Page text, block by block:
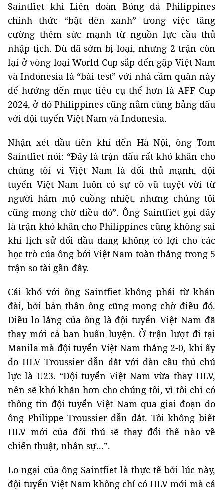
Saintfiet khi Liên đoàn Bóng đá Philippines
chính thức “bật đèn xanh” trong việc tăng
cường thêm sức mạnh từ nguồn lực cầu thủ
nhập tịch. Dù đã sớm bị loại, nhưng 2 trận còn
lại ở vòng loại World Cup sắp đến gặp Việt Nam
và Indonesia là “bài test” với nhà cầm quân này
để hướng đến mục tiêu cụ thể hơn là AFF Cup
2024, ở đó Philippines cũng nằm cùng bảng đấu
với đội tuyển Việt Nam và Indonesia.
Nhận xét đầu tiên khi đến Hà Nội, ông Tom
Saintfiet nói: “Đây là trận đấu rất khó khăn cho
chúng tôi vì Việt Nam là đối thủ mạnh, đội
tuyển Việt Nam luôn có sự cổ vũ tuyệt vời từ
người hâm mộ cuồng nhiệt, nhưng chúng tôi
cũng mong chờ điều đó”. Ông Saintfiet gọi đây
là trận khó khăn cho Philippines cũng không sai
khi lịch sử đối đầu đang không có lợi cho các
học trò của ông bởi Việt Nam toàn thắng trong 5
trận so tài gần đây.
Cái khó với ông Saintfiet không phải từ khán
đài, bởi bản thân ông cũng mong chờ điều đó.
Điều lo lắng của ông là đội tuyển Việt Nam đã
thay mới cả ban huấn luyện. Ở trận lượt đi tại
Manila mà đội tuyển Việt Nam thắng 2-0, khi ấy
do HLV Troussier dẫn dắt với dàn cầu thủ chủ
lực là U23. “Đội tuyển Việt Nam vừa thay HLV,
nên sẽ khó khăn hơn cho chúng tôi, vì tôi chỉ có
thông tin đội tuyển Việt Nam qua giai đoạn do
ông Philippe Troussier dẫn dắt. Tôi không biết
HLV mới của đối thủ sẽ thay đổi thế nào về
chiến thuật, nhân sự...”.
Lo ngại của ông Saintfiet là thực tế bởi lúc này,
đội tuyển Việt Nam không chỉ có HLV mới mà cả